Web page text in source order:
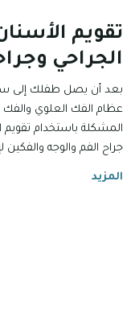
تقويم
الجراحي
بعد أن يصل طفلك إلى سن
عظام الفك العلوي والفك
المشكلة باستخدام
جراح الفم والوجه
المزيد